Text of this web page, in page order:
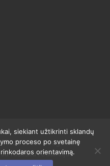
teisės saugomos.
su raštišku redakcijos
siekiant užtikrinti sklandų
proceso po svetainę
orientavimą.